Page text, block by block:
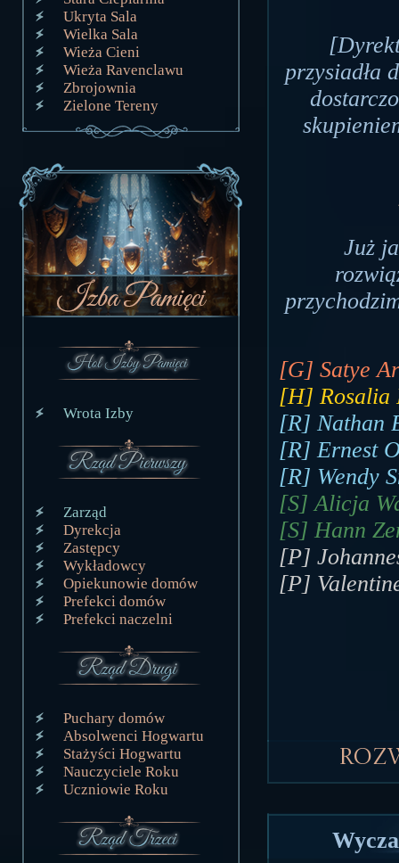
Ukryta Sala
Wielka Sala
Wieża Cieni
Wieża Ravenclawu
Zbrojownia
Zielone Tereny
Wrota Izby
Zarząd
Dyrekcja
Zastępcy
Wykładowcy
Opiekunowie domów
Prefekci domów
Prefekci naczelni
Puchary domów
Absolwenci Hogwartu
Stażyści Hogwartu
Nauczyciele Roku
Uczniowie Roku
przysiadła
Już
[G] Satye
[H] Rosalia
[R] Nathan
[R] Ernest
[R] Wendy
[S] Alicja
[S] Hann
[P]
[P]